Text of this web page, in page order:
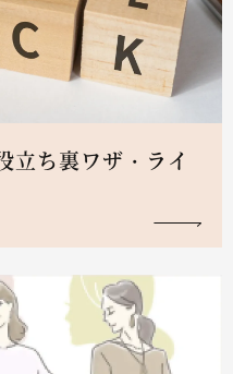
立ち裏ワザ・ライ